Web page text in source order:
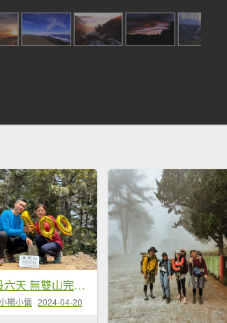
南三段六天 無雙山完百 20240402~0407
楊小儀 2024-04-20